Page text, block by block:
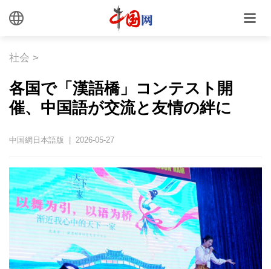
社会 >
各国で「漢語橋」コンテスト開
催、中国語が交流と友情の絆に
中国網日本語版 | 2026-05-27